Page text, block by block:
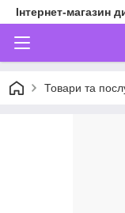
Інтернет-магазин
Товари та